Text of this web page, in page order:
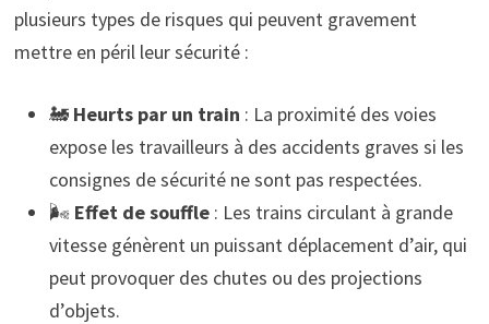
plusieurs types de risques qui peuvent gravement
mettre en péril leur sécurité :
🚂 Heurts par un train : La proximité des voies
expose les travailleurs à des accidents graves si les
consignes de sécurité ne sont pas respectées.
🌬️ Effet de souffle: Les trains circulant à grande
vitesse génèrent un puissant déplacement d’air, qui
peut provoquer des chutes ou des projections
d’objets.